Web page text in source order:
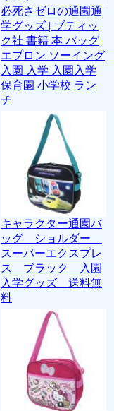
必死さゼロの通園通
学グッズ | ブティッ
ク社 書籍 本 バッグ
エプロン ソーイング
入園 入学 入園入学
保育園 小学校 ラン
チ
キャラクター通園バ
ッグ ショルダー
スーパーエクスプレ
ス ブラック 入園
入学グッズ 送料無
料